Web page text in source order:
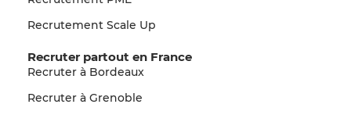
Recrutement Scale Up
Recruter partout en France
Recruter à Bordeaux
Recruter à Grenoble